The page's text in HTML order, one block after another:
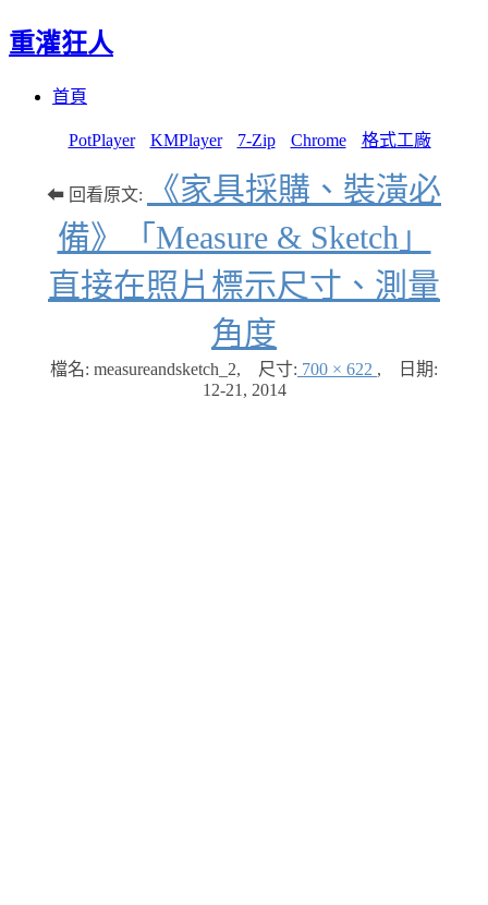
重灌狂人
首頁
PotPlayer KMPlayer 7-Zip Chrome 格式工廠
⬅ 回看原文:
《家具採購、裝潢必
備》「Measure & Sketch」
直接在照片標示尺寸、測量
角度
檔名: measureandsketch_2, 尺寸: 700 × 622 ,
日期:
12-21, 2014